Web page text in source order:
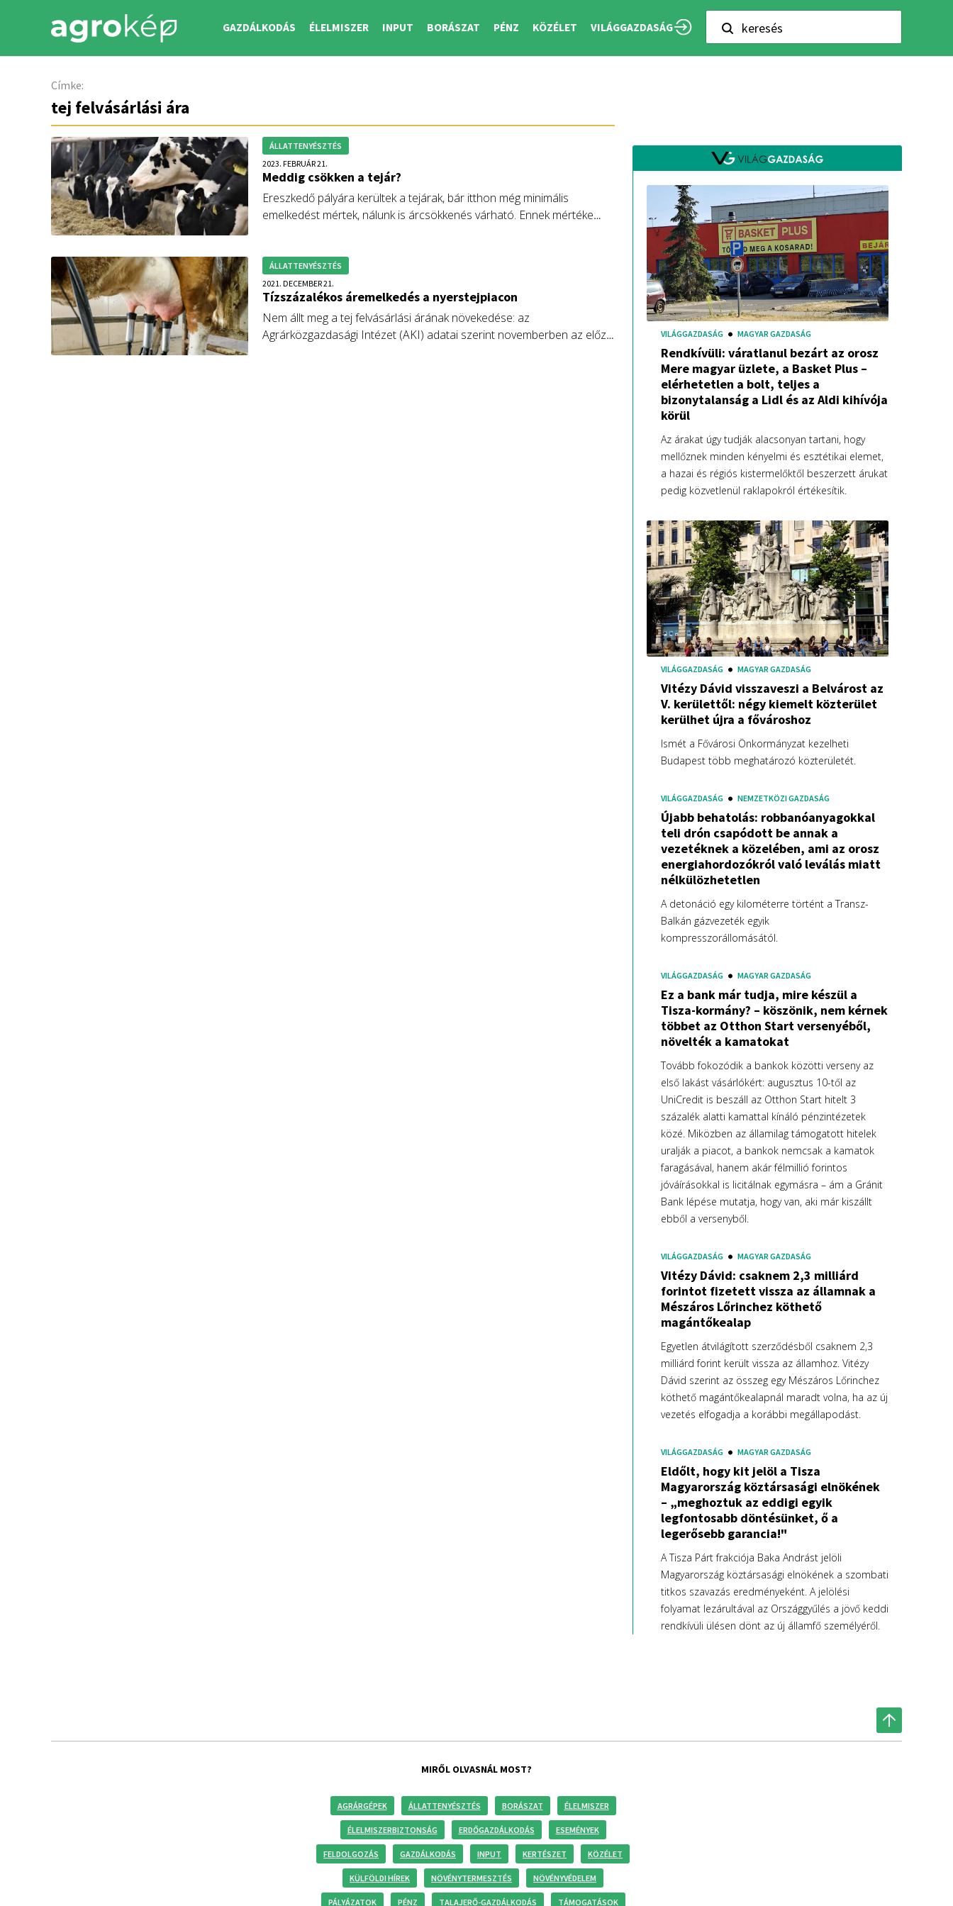
GAZDÁLKODÁS ÉLELMISZER INPUT BORÁSZAT PÉNZ KÖZÉLET VILÁGGAZDASÁG keresés
Címke:
tej felvásárlási ára
ÁLLATTENYÉSZTÉS
2023. FEBRUÁR 21.
Meddig csökken a tejár?
Ereszkedő pályára kerültek a tejárak, bár itthon még minimális
emelkedést mértek, nálunk is árcsökkenés várható. Ennek mértéke
Erste Agrár Kompetencia Központ vezető agrárszakértője.
ÁLLATTENYÉSZTÉS
2021. DECEMBER 21.
Tízszázalékos áremelkedés a nyerstejpiacon
Nem állt meg a tej felvásárlási árának növekedése: az
Agrárközgazdasági Intézet (AKI) adatai szerint novemberben az előző
VILÁGGAZDASÁG MAGYAR GAZDASÁG
Rendkívüli: váratlanul bezárt az orosz
Mere magyar üzlete, a Basket Plus –
elérhetetlen a bolt, teljes a
bizonytalanság a Lidl és az Aldi kihívója
körül
Az árakat úgy tudják alacsonyan tartani, hogy
mellőznek minden kényelmi és esztétikai elemet,
a hazai és régiós kistermelőktől beszerzett árukat
pedig közvetlenül raklapokról értékesítik.
VILÁGGAZDASÁG MAGYAR GAZDASÁG
Vitézy Dávid visszaveszi a Belvárost az
V. kerülettől: négy kiemelt közterület
kerülhet újra a fővároshoz
Ismét a Fővárosi Önkormányzat kezelheti
Budapest több meghatározó közterületét.
VILÁGGAZDASÁG NEMZETKÖZI GAZDASÁG
Újabb behatolás: robbanóanyagokkal
teli drón csapódott be annak a
vezetéknek a közelében, ami az orosz
energiahordozókról való leválás miatt
nélkülözhetetlen
A detonáció egy kilométerre történt a Transz-
Balkán gázvezeték egyik
kompresszorállomásától.
VILÁGGAZDASÁG MAGYAR GAZDASÁG
Ez a bank már tudja, mire készül a
Tisza-kormány? – köszönik, nem kérnek
többet az Otthon Start versenyéből,
növelték a kamatokat
Tovább fokozódik a bankok közötti verseny az
első lakást vásárlókért: augusztus 10-től az
UniCredit is beszáll az Otthon Start hitelt 3
százalék alatti kamattal kínáló pénzintézetek
közé. Miközben az államilag támogatott hitelek
uralják a piacot, a bankok nemcsak a kamatok
faragásával, hanem akár félmillió forintos
jóváírásokkal is licitálnak egymásra – ám a Gránit
Bank lépése mutatja, hogy van, aki már kiszállt
ebből a versenyből.
VILÁGGAZDASÁG MAGYAR GAZDASÁG
Vitézy Dávid: csaknem 2,3 milliárd
forintot fizetett vissza az államnak a
Mészáros Lőrinchez köthető
magántőkealap
Egyetlen átvilágított szerződésből csaknem 2,3
milliárd forint került vissza az államhoz. Vitézy
Dávid szerint az összeg egy Mészáros Lőrinchez
köthető magántőkealapnál maradt volna, ha az új
vezetés elfogadja a korábbi megállapodást.
VILÁGGAZDASÁG MAGYAR GAZDASÁG
Eldőlt, hogy kit jelöl a Tisza
Magyarország köztársasági elnökének
– „meghoztuk az eddigi egyik
legfontosabb döntésünket, ő a
legerősebb garancia!"
A Tisza Párt frakciója Baka Andrást jelöli
Magyarország köztársasági elnökének a szombati
titkos szavazás eredményeként. A jelölési
folyamat lezárultával az Országgyűlés a jövő keddi
rendkívüli ülésen dönt az új államfő személyéről.
MIRŐL OLVASNÁL MOST?
AGRÁRGÉPEK ÁLLATTENYÉSZTÉS BORÁSZAT ÉLELMISZER
ÉLELMISZERBIZTONSÁG ERDŐGAZDÁLKODÁS ESEMÉNYEK
FELDOLGOZÁS GAZDÁLKODÁS INPUT KERTÉSZET KÖZÉLET
KÜLFÖLDI HÍREK NÖVÉNYTERMESZTÉS NÖVÉNYVÉDELEM
PÁLYÁZATOK PÉNZ TALAJERŐ-GAZDÁLKODÁS TÁMOGATÁSOK